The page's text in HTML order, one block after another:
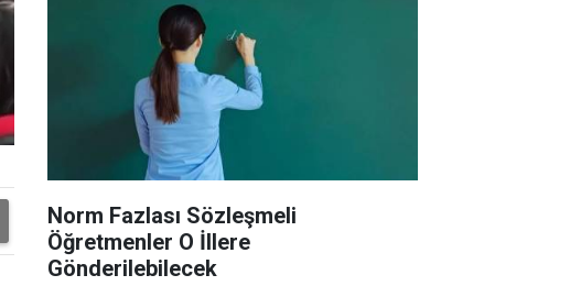
Norm Fazlası Sözleşmeli
Öğretmenler O İllere
Gönderilebilecek